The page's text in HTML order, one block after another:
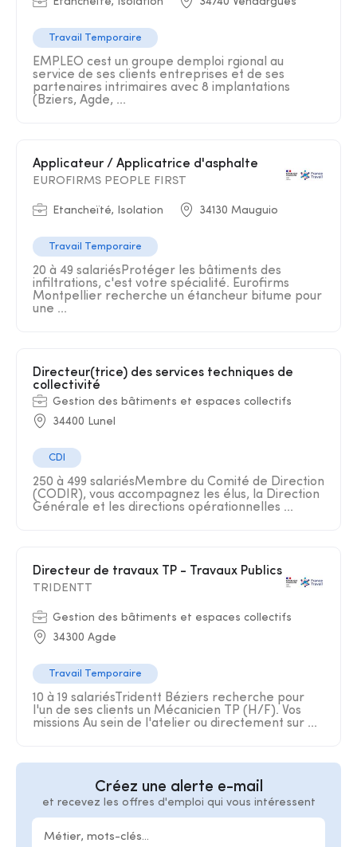
Travail Temporaire
EMPLEO cest un groupe demploi rgional au
service de ses clients entreprises et de ses
partenaires intrimaires avec 8 implantations
(Bziers, Agde, ...
Applicateur / Applicatrice d'asphalte
EUROFIRMS PEOPLE FIRST
Etancheïté, Isolation 34130 Mauguio
Travail Temporaire
20 à 49 salariésProtéger les bâtiments des
infiltrations, c'est votre spécialité. Eurofirms
Montpellier recherche un étancheur bitume pour
une ...
Directeur(trice) des services techniques de
collectivité
Gestion des bâtiments et espaces collectifs
34400 Lunel
CDI
250 à 499 salariésMembre du Comité de Direction
(CODIR), vous accompagnez les élus, la Direction
Générale et les directions opérationnelles ...
Directeur de travaux TP - Travaux Publics
TRIDENTT
Gestion des bâtiments et espaces collectifs
34300 Agde
Travail Temporaire
10 à 19 salariésTridentt Béziers recherche pour
l'un de ses clients un Mécanicien TP (H/F). Vos
missions Au sein de l'atelier ou directement sur ...
Créez une alerte e-mail
et recevez les offres d'emploi qui vous intéressent